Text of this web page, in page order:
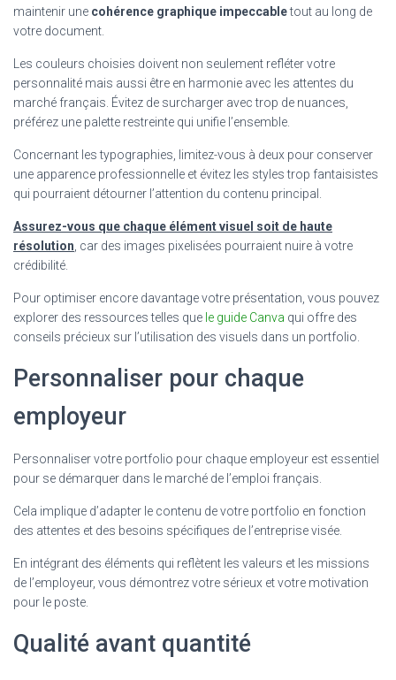
maintenir une cohérence graphique impeccabletout au long de
votre document.
Les couleurs choisies doivent non seulement refléter votre
personnalité mais aussi être en harmonie avec les attentes du
marché français. Évitez de surcharger avec trop de nuances,
préférez une palette restreinte qui unifie l’ensemble.
Concernant les typographies, limitez-vous à deux pour conserver
une apparence professionnelle et évitez les styles trop fantaisistes
qui pourraient détourner l’attention du contenu principal.
Assurez-vous que chaque élément visuel soit de haute
résolution , car des images pixelisées pourraient nuire à votre
crédibilité.
Pour optimiser encore davantage votre présentation, vous pouvez
explorer des ressources telles que le guide Canva qui offre des
conseils précieux sur l’utilisation des visuels dans un portfolio.
Personnaliser pour chaque
employeur
Personnaliser votre portfolio pour chaque employeur est essentiel
pour se démarquer dans le marché de l’emploi français.
Cela implique d’adapter le contenu de votre portfolio en fonction
des attentes et des besoins spécifiques de l’entreprise visée.
En intégrant des éléments qui reflètent les valeurs et les missions
de l’employeur, vous démontrez votre sérieux et votre motivation
pour le poste.
Qualité avant quantité